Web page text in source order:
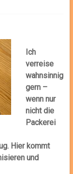
Ich
verreise
wahnsinnig
gern –
wenn nur
nicht die
Packerei
Hier kommt
und